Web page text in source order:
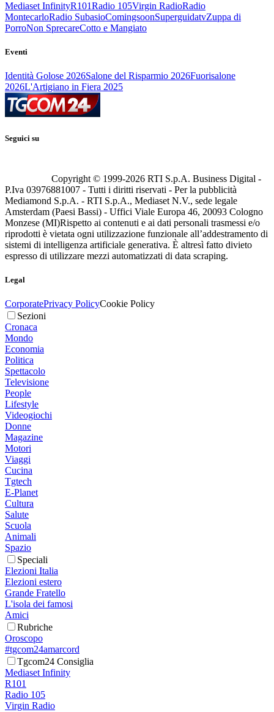
Mediaset InfinityR101Radio 105Virgin RadioRadio
MontecarloRadio SubasioComingsoonSuperguidatvZuppa di
PorroNon SprecareCotto e Mangiato
Eventi
Identità Golose 2026Salone del Risparmio 2026Fuorisalone
2026L'Artigiano in Fiera 2025
Seguici su
Copyright © 1999-2026 RTI S.p.A. Business Digital -
P.Iva 03976881007 - Tutti i diritti riservati - Per la pubblicità
Mediamond S.p.A. - RTI S.p.A., Mediaset N.V., sede legale
Amsterdam (Paesi Bassi) - Uffici Viale Europa 46, 20093 Cologno
Monzese (MI)Rispetto ai contenuti e ai dati personali trasmessi e/o
riprodotti è vietata ogni utilizzazione funzionale all’addestramento di
sistemi di intelligenza artificiale generativa. È altresì fatto divieto
espresso di utilizzare mezzi automatizzati di data scraping.
Legal
CorporatePrivacy PolicyCookie Policy
Sezioni
Cronaca
Mondo
Economia
Politica
Spettacolo
Televisione
People
Lifestyle
Videogiochi
Donne
Magazine
Motori
Viaggi
Cucina
Tgtech
E-Planet
Cultura
Salute
Scuola
Animali
Spazio
Speciali
Elezioni Italia
Elezioni estero
Grande Fratello
L'isola dei famosi
Amici
Rubriche
Oroscopo
#tgcom24amarcord
Tgcom24 Consiglia
Mediaset Infinity
R101
Radio 105
Virgin Radio